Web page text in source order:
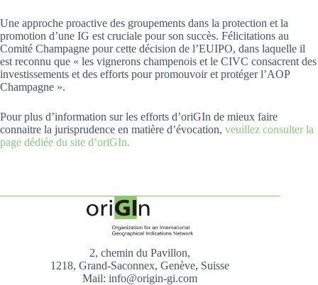
Une approche proactive des groupements dans la protection et la
promotion d’une IG est cruciale pour son succès. Félicitations au
Comité Champagne pour cette décision de l’EUIPO, dans laquelle il
est reconnu que « les vignerons champenois et le CIVC consacrent des
investissements et des efforts pour promouvoir et protéger l’AOP
Champagne ».
Pour plus d’information sur les efforts d’oriGIn de mieux faire
connaitre la jurisprudence en matière d’évocation, veuillez consulter la
page dédiée du site d’oriGIn.
2, chemin du Pavillon,
1218, Grand-Saconnex, Genève, Suisse
Mail: info@origin-gi.com